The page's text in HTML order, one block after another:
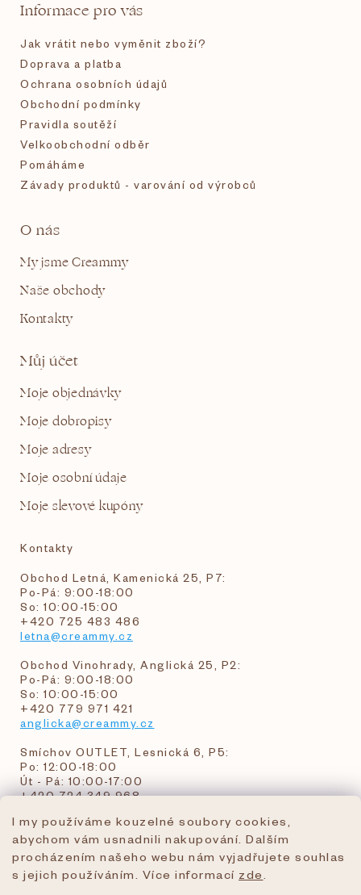
I my používáme kouzelné soubory cookies,
abychom vám usnadnili nakupování. Dalším
procházením našeho webu nám vyjadřujete souhlas
s jejich používáním. Více informací zde
Informace pro vás
Jak vrátit nebo vyměnit zboží?
Doprava a platba
Ochrana osobních údajů
Obchodní podmínky
Pravidla soutěží
Velkoobchodní odběr
Pomáháme
Závady produktů - varování od výrobců
O nás
My jsme Creammy
Naše obchody
Kontakty
Můj účet
Moje objednávky
Moje dobropisy
Moje adresy
Moje osobní údaje
Moje slevové kupóny
Kontakty
Obchod Letná, Kamenická 25, P7:
Po-Pá: 9:00-18:00
So: 10:00-15:00
+420 725 483 486
letna@creammy.cz
Obchod Vinohrady, Anglická 25, P2:
Po-Pá: 9:00-18:00
So: 10:00-15:00
+420 779 971 421
anglicka@creammy.cz
Smíchov OUTLET, Lesnická 6, P5:
Po: 12:00-18:00
Út - Pá: 10:00-17:00
+420 724 349 968
objednavky@creammy.cz
tel:+420 724 349 968